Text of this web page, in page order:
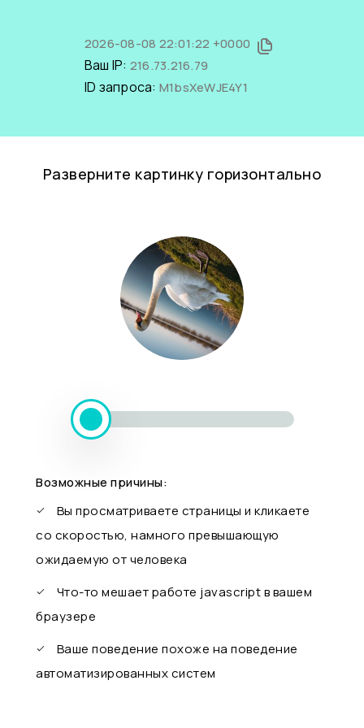
2026-08-08 22:01:22 +0000
Ваш IP: 216.73.216.79
ID запроса: M1bsXeWJE4Y1
Разверните картинку горизонтально
Возможные причины:
Вы просматриваете страницы и кликаете
со скоростью, намного превышающую
ожидаемую от человека
Что-то мешает работе javascript в вашем
браузере
Ваше поведение похоже на поведение
автоматизированных систем